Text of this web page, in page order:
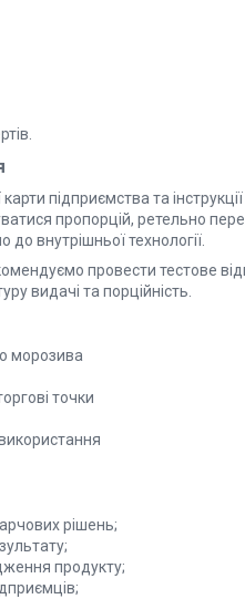
карти підприємства та
пропорцій, ретельно
внутрішньої технології.
провести тестове
видачі та порційність.
морозива
точки
рішень;
продукту;